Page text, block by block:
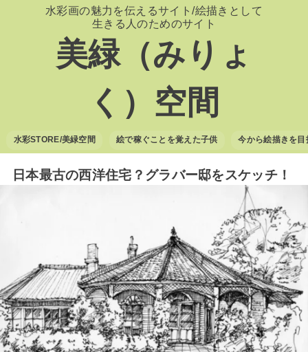
水彩画の魅力を伝えるサイト/絵描きとして
生きる人のためのサイト
美緑（みりょ
く）空間
水彩STORE/美緑空間 絵で稼ぐことを覚えた子供 今から絵描きを
日本最古の西洋住宅？グラバー邸をスケッチ！